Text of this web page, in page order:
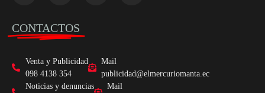
CONTACTOS
Venta y Publicidad
098 4138 354
Mail
publicidad@elmercuriomanta.ec
Noticias y denuncias
Mail